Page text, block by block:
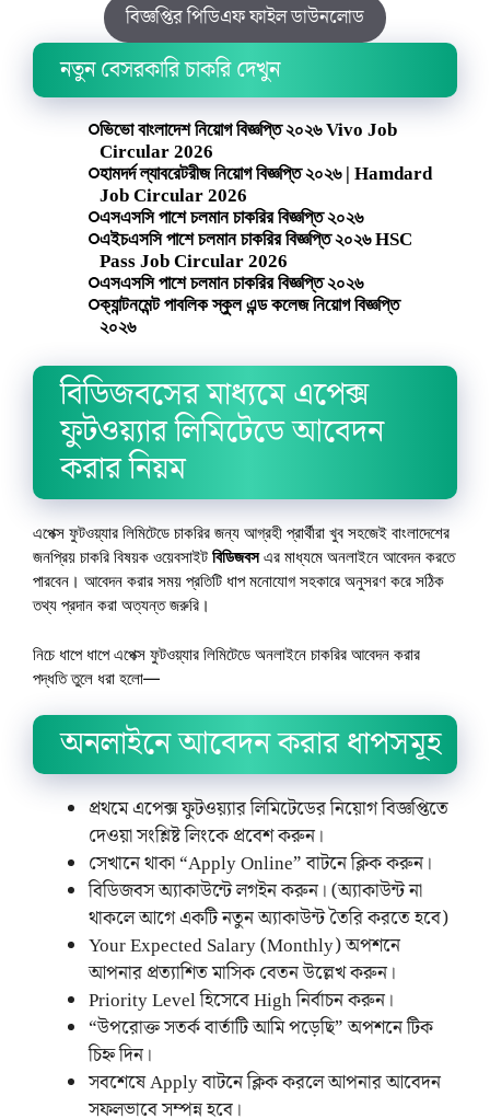
বিজ্ঞপ্তির পিডিএফ ফাইল ডাউনলোড
নতুন বেসরকারি চাকরি দেখুন
ভিভো বাংলাদেশ নিয়োগ বিজ্ঞপ্তি ২০২৬ Vivo Job
Circular 2026
হামদর্দ ল্যাবরেটরীজ নিয়োগ বিজ্ঞপ্তি ২০২৬ | Hamdard
Job Circular 2026
এসএসসি পাশে চলমান চাকরির বিজ্ঞপ্তি ২০২৬
এইচএসসি পাশে চলমান চাকরির বিজ্ঞপ্তি ২০২৬ HSC
Pass Job Circular 2026
এসএসসি পাশে চলমান চাকরির বিজ্ঞপ্তি ২০২৬
ক্যান্টনমেন্ট পাবলিক স্কুল এন্ড কলেজ নিয়োগ বিজ্ঞপ্তি
২০২৬
বিডিজবসের মাধ্যমে এপেক্স
ফুটওয়্যার লিমিটেডে আবেদন
করার নিয়ম
এপেক্স ফুটওয়্যার লিমিটেডে চাকরির জন্য আগ্রহী প্রার্থীরা খুব সহজেই বাংলাদেশের
জনপ্রিয় চাকরি বিষয়ক ওয়েবসাইট বিডিজবসএর মাধ্যমে অনলাইনে আবেদন করতে
পারবেন। আবেদন করার সময় প্রতিটি ধাপ মনোযোগ সহকারে অনুসরণ করে সঠিক
তথ্য প্রদান করা অত্যন্ত জরুরি।
নিচে ধাপে ধাপে এপেক্স ফুটওয়্যার লিমিটেডে অনলাইনে চাকরির আবেদন করার
পদ্ধতি তুলে ধরা হলো—
অনলাইনে আবেদন করার ধাপসমূহ
প্রথমে এপেক্স ফুটওয়্যার লিমিটেডের নিয়োগ বিজ্ঞপ্তিতে
দেওয়া সংশ্লিষ্ট লিংকে প্রবেশ করুন।
সেখানে থাকা “Apply Online” বাটনে ক্লিক করুন।
বিডিজবস অ্যাকাউন্টে লগইন করুন। (অ্যাকাউন্ট না
থাকলে আগে একটি নতুন অ্যাকাউন্ট তৈরি করতে হবে)
Your Expected Salary (Monthly) অপশনে
আপনার প্রত্যাশিত মাসিক বেতন উল্লেখ করুন।
Priority Level হিসেবে High নির্বাচন করুন।
“উপরোক্ত সতর্ক বার্তাটি আমি পড়েছি” অপশনে টিক
চিহ্ন দিন।
সবশেষে Apply বাটনে ক্লিক করলে আপনার আবেদন
সফলভাবে সম্পন্ন হবে।